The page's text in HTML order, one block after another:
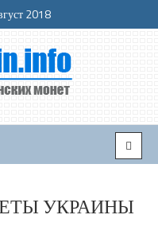
2018
украинских
интересной и полезной
и нумизматики я
украинских
УКРАИНЫ